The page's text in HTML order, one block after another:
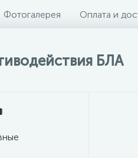
Фотогалерея Оплата и
БЛА